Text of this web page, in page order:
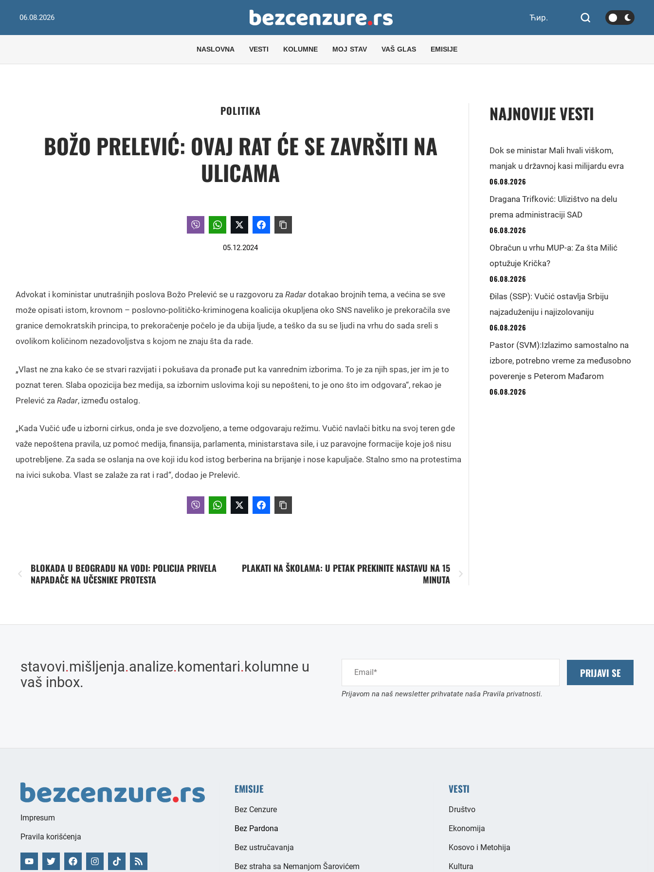
06.08.2026 Ћир.
NASLOVNA VESTI KOLUMNE MOJ STAV VAŠ GLAS EMISIJE
POLITIKA
BOŽO PRELEVIĆ: OVAJ RAT ĆE SE ZAVRŠITI NA
ULICAMA
05.12.2024
Advokat i koministar unutrašnjih poslova Božo Prelević se u razgovoru za Radar dotakao brojnih tema, a većina se sve
može opisati istom, krovnom – poslovno-političko-kriminogena koalicija okupljena oko SNS naveliko je prekoračila sve
granice demokratskih principa, to prekoračenje počelo je da ubija ljude, a teško da su se ljudi na vrhu do sada sreli s
ovolikom količinom nezadovoljstva s kojom ne znaju šta da rade.
„Vlast ne zna kako će se stvari razvijati i pokušava da pronađe put ka vanrednim izborima. To je za njih spas, jer im je to
poznat teren. Slaba opozicija bez medija, sa izbornim uslovima koji su nepošteni, to je ono što im odgovara“, rekao je
Prelević za Radar, između ostalog.
„Kada Vučić uđe u izborni cirkus, onda je sve dozvoljeno, a teme odgovaraju režimu. Vučić navlači bitku na svoj teren gde
važe nepoštena pravila, uz pomoć medija, finansija, parlamenta, ministarstava sile, i uz paravojne formacije koje još nisu
upotrebljene. Za sada se oslanja na ove koji idu kod istog berberina na brijanje i nose kapuljače. Stalno smo na protestima
na ivici sukoba. Vlast se zalaže za rat i rad“, dodao je Prelević.
BLOKADA U BEOGRADU NA VODI: POLICIJA PRIVELA
NAPADAČE NA UČESNIKE PROTESTA
PLAKATI NA ŠKOLAMA: U PETAK PREKINITE NASTAVU NA 15
MINUTA
NAJNOVIJE VESTI
Dok se ministar Mali hvali viškom,
manjak u državnoj kasi milijardu evra
06.08.2026
Dragana Trifković: Ulizištvo na delu
prema administraciji SAD
06.08.2026
Obračun u vrhu MUP-a: Za šta Milić
optužuje Krička?
06.08.2026
Đilas (SSP): Vučić ostavlja Srbiju
najzaduženiju i najizolovaniju
06.08.2026
Pastor (SVM):Izlazimo samostalno na
izbore, potrebno vreme za međusobno
poverenje s Peterom Mađarom
06.08.2026
stavovi.mišljenja.analize.komentari.kolumne u
vaš inbox.
PRIJAVI SE
Prijavom na naš newsletter prihvatate naša Pravila privatnosti.
Impresum
Pravila korišćenja
EMISIJE
Bez Cenzure
Bez Pardona
Bez ustručavanja
Bez straha sa Nemanjom Šarovićem
VESTI
Društvo
Ekonomija
Kosovo i Metohija
Kultura